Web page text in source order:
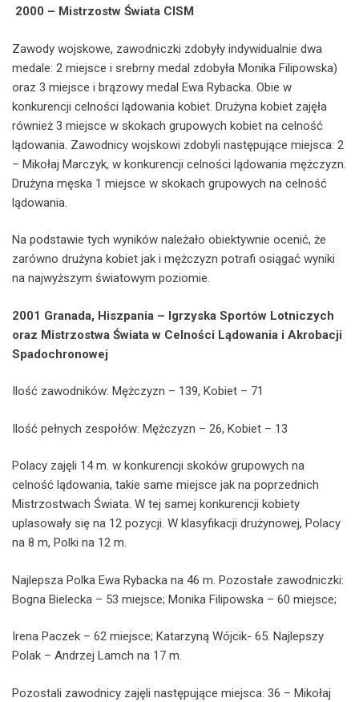
2000 – Mistrzostw Świata CISM
Zawody wojskowe, zawodniczki zdobyły indywidualnie dwa
medale: 2 miejsce i srebrny medal zdobyła Monika Filipowska)
oraz 3 miejsce i brązowy medal Ewa Rybacka. Obie w
konkurencji celności lądowania kobiet. Drużyna kobiet zajęła
również 3 miejsce w skokach grupowych kobiet na celność
lądowania. Zawodnicy wojskowi zdobyli następujące miejsca: 2
– Mikołaj Marczyk, w konkurencji celności lądowania mężczyzn.
Drużyna męska 1 miejsce w skokach grupowych na celność
lądowania.
Na podstawie tych wyników należało obiektywnie ocenić, że
zarówno drużyna kobiet jak i mężczyzn potrafi osiągać wyniki
na najwyższym światowym poziomie.
2001 Granada, Hiszpania – Igrzyska Sportów Lotniczych
oraz Mistrzostwa Świata w Celności Lądowania i Akrobacji
Spadochronowej
Ilość zawodników: Mężczyzn – 139, Kobiet – 71
Ilość pełnych zespołów: Mężczyzn – 26, Kobiet – 13
Polacy zajęli 14 m. w konkurencji skoków grupowych na
celność lądowania, takie same miejsce jak na poprzednich
Mistrzostwach Świata. W tej samej konkurencji kobiety
uplasowały się na 12 pozycji. W klasyfikacji drużynowej, Polacy
na 8 m, Polki na 12 m.
Najlepsza Polka Ewa Rybacka na 46 m. Pozostałe zawodniczki:
Bogna Bielecka – 53 miejsce; Monika Filipowska – 60 miejsce;
Irena Paczek – 62 miejsce; Katarzyną Wójcik- 65. Najlepszy
Polak – Andrzej Lamch na 17 m.
Pozostali zawodnicy zajęli następujące miejsca: 36 – Mikołaj